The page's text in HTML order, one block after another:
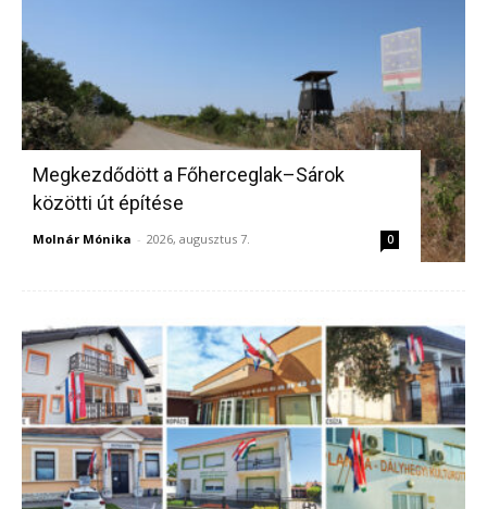
Megkezdődött a Főherceglak–Sárok
közötti út építése
Molnár Mónika - 2026, augusztus 7. 0